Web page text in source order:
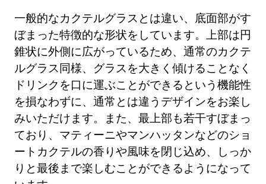
一般的なカクテルグラスとは違い、底面部がす
ぼまった特徴的な形状をしています。上部は円
錐状に外側に広がっているため、通常のカクテ
ルグラス同様、グラスを大きく傾けることなく
ドリンクを口に運ぶことができるという機能性
を損なわずに、通常とは違うデザインをお楽し
みいただけます。また、最上部も若干すぼまっ
ており、マティーニやマンハッタンなどのショ
ートカクテルの香りや風味を閉じ込め、しっか
りと最後まで楽しむことができるようになって